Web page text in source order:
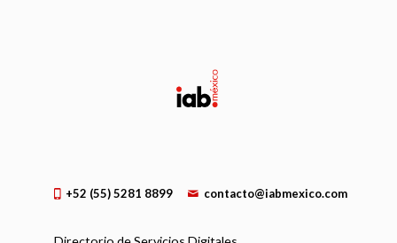
+52 (55) 5281 8899 contacto@iabmexico.com